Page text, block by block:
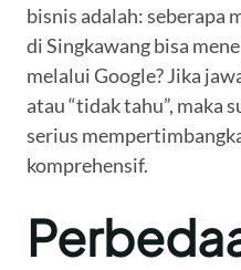
bisnis adalah: seberapa
di Singkawang bisa
melalui Google? Jika
atau “tidak tahu”, maka
serius
komprehensif.